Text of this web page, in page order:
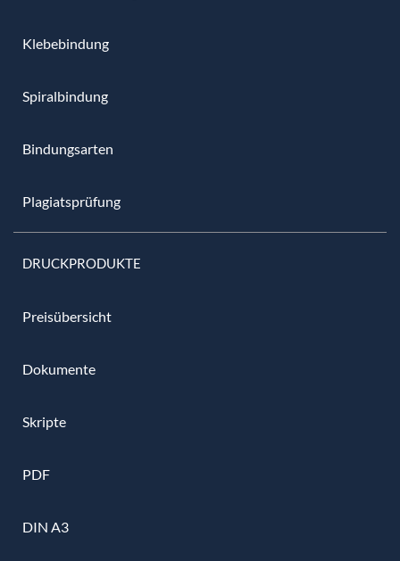
Klebebindung
Spiralbindung
Bindungsarten
Plagiatsprüfung
DRUCKPRODUKTE
Preisübersicht
Dokumente
Skripte
PDF
DIN A3